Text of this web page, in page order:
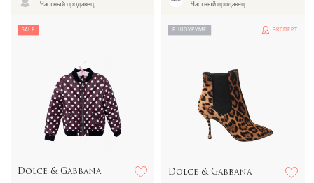
Частный продавец
SALE
Dolce & Gabbana
Частный продавец
В ШОУРУМЕ ЭКСПЕРТ
Dolce & Gabbana